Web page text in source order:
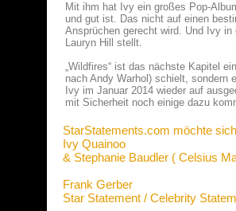
Mit ihm hat Ivy ein großes Pop-
und gut ist. Das nicht auf einen
Ansprüchen gerecht wird. Und Ivy
Lauryn Hill stellt.
„Wildfires“ ist das nächste Kapitel
nach Andy Warhol) schielt,
Ivy im Januar 2014 wieder auf
mit Sicherheit noch einige dazu
StarStatements.com möchte
Ivy Quainoo
& Stephanie Baudler ( Celsius
Frank Gerber
Star Statement / Celebrity